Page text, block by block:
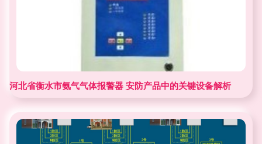
河北省衡水市氨气气体报警器 安防产品中的关键设备解析